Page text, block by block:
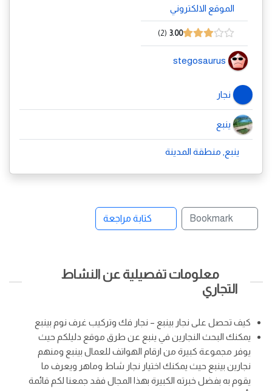
الموقع الالكتروني
3.00
2
stegosaurus
نجار
ينبع
ينبع, منطقة المدينة
Bookmark كتابة مراجعة
معلومات تفصيلية عن النشاط
التجاري
كيف تحصل على نجار بينبع – نجار فك وتركيب غرف نوم بينبع
يمكنك البحث النجارين في ينبع عن طرق موقع دليلكم حيث
يوفر مجموعة كبيرة من ارقام الهواتف للعمال بينبع ومنهم
نجارين بينبع حيث يمكنك اختيار نجار شاط وماهر ويعرف ما
يقوم به بفضل خبرته الكبيرة بهذا المجال فقد جمعنا لكم قائمة